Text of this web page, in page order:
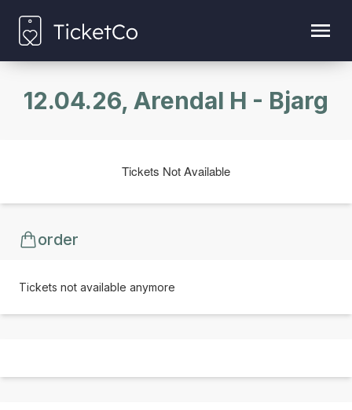
12.04.26, Arendal H - Bjarg
Tickets Not Available
order
Tickets not available anymore